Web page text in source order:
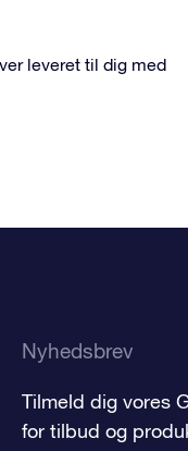
leveret til dig med
Nyhedsbrev
Tilmeld dig vores
for tilbud og